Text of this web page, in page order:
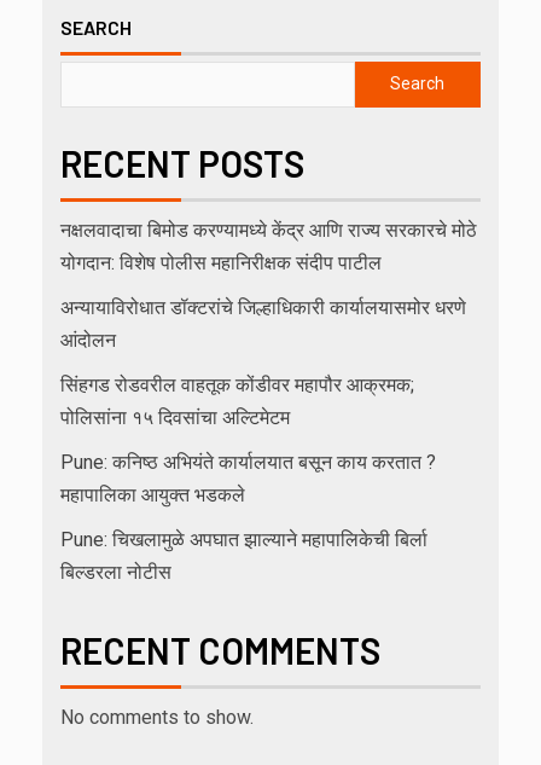
SEARCH
Search
RECENT POSTS
नक्षलवादाचा बिमोड करण्यामध्ये केंद्र आणि राज्य सरकारचे मोठे
योगदान: विशेष पोलीस महानिरीक्षक संदीप पाटील
अन्यायाविरोधात डॉक्टरांचे जिल्हाधिकारी कार्यालयासमोर धरणे
आंदोलन
सिंहगड रोडवरील वाहतूक कोंडीवर महापौर आक्रमक;
पोलिसांना १५ दिवसांचा अल्टिमेटम
Pune: कनिष्ठ अभियंते कार्यालयात बसून काय करतात ?
महापालिका आयुक्त भडकले
Pune: चिखलामुळे अपघात झाल्याने महापालिकेची बिर्ला
बिल्डरला नोटीस
RECENT COMMENTS
No comments to show.